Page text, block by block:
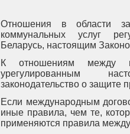
Отношения в области
коммунальных услуг
Беларусь, настоящим
К отношениям между
урегулированным
законодательство о защите
Если международным
иные правила, чем те,
применяются правила